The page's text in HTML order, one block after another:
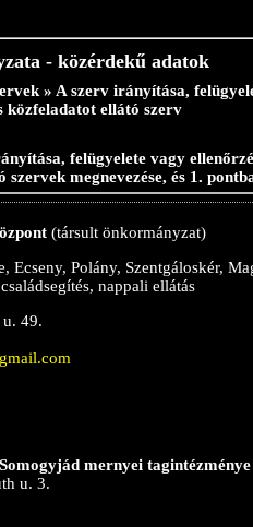
- közérdekű adatok
» A szerv irányítása,
közfeladatot ellátó szerv
felügyelete vagy
megnevezése, és 1.
(társult önkormányzat)
Ecseny, Polány, Szentgáloskér,
nappali ellátás
49.
mernyei tagintézménye
u. 3.